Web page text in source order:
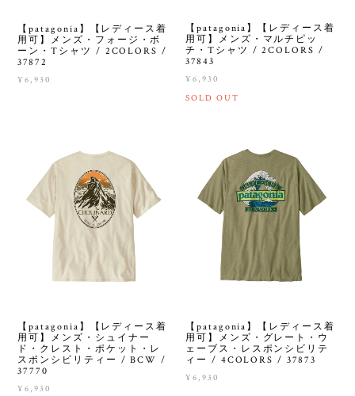
【patagonia】【レディース着
用可】メンズ・フォージ・ボ
ーン・Tシャツ / 2COLORS /
37872
¥6,930
【patagonia】【レディース着
用可】メンズ・マルチピッ
チ・Tシャツ / 2COLORS /
37843
¥6,930
SOLD OUT
【patagonia】【レディース着
用可】メンズ・シュイナー
ド・クレスト・ポケット・レ
スポンシビリティー / BCW /
37770
¥6,930
【patagonia】【レディース着
用可】メンズ・グレート・ウ
ェーブス・レスポンシビリテ
ィー / 4COLORS / 37873
¥6,930